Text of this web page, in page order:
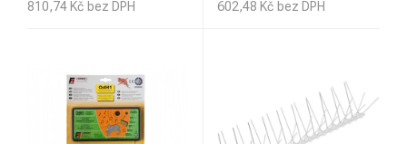
810,74 Kč bez DPH 602,48 Kč bez DPH